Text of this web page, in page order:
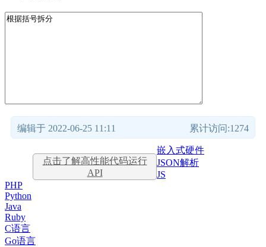
编辑于 2022-06-25 11:11 累计访问:1274
点击了解高性能代码运行
API
嵌入式硬件
JSON解析
JS
PHP
Python
Java
Ruby
C语言
Go语言